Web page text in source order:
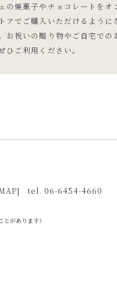
の焼菓子やチョコレートをオ
アでご購入いただけるように
お祝いの贈り物やご自宅での
ひご利用ください。
tel. 06-6454-4660
とがあります）